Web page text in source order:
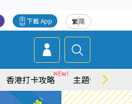
繁简
下載 App
香港打卡攻略 主題特集